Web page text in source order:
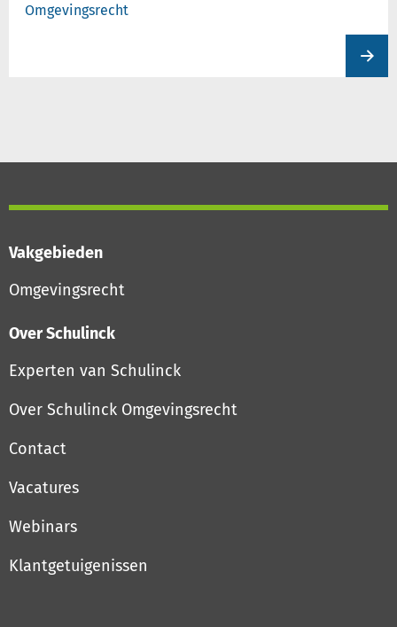
Omgevingsrecht
Vakgebieden
Omgevingsrecht
Over Schulinck
Experten van Schulinck
Over Schulinck Omgevingsrecht
Contact
Vacatures
Webinars
Klantgetuigenissen